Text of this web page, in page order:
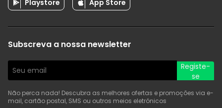
Playstore App Store
Subscreva a nossa newsletter
Registe-
se
Não perca nada! Descubra as melhores ofertas e promoções via e-
mail, cartão postal, SMS ou outros meios eletrónicos